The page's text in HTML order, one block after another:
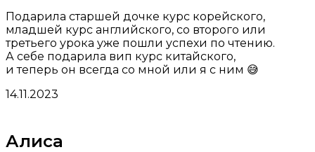
Подарила старшей дочке курс корейского,
младшей курс английского, со второго или
третьего урока уже пошли успехи по чтению.
А себе подарила вип курс китайского,
и теперь он всегда со мной или я с ним 😅
14.11.2023
Алиса